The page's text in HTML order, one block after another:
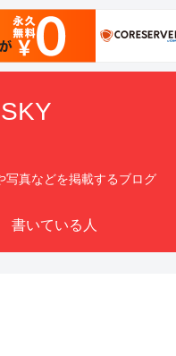
写真などを掲載するブログ
書いている人